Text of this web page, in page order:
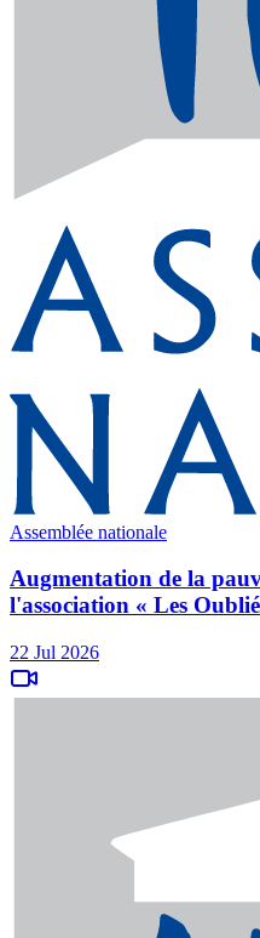
Assemblée nationale
Augmentation de la
l'association « Les
22 Jul 2026